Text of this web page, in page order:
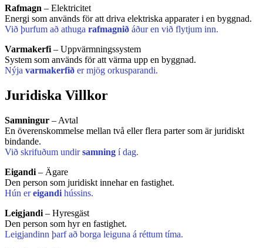
Rafmagn – Elektricitet
Energi som används för att driva elektriska apparater i en byggnad.
Við þurfum að athuga rafmagnið áður en við flytjum inn.
Varmakerfi – Uppvärmningssystem
System som används för att värma upp en byggnad.
Nýja varmakerfið er mjög orkusparandi.
Juridiska Villkor
Samningur – Avtal
En överenskommelse mellan två eller flera parter som är juridiskt
bindande.
Við skrifuðum undirsamning í dag.
Eigandi – Ägare
Den person som juridiskt innehar en fastighet.
Hún ereigandi hússins.
Leigjandi – Hyresgäst
Den person som hyr en fastighet.
Leigjandinn þarf að borga leiguna á réttum tíma.